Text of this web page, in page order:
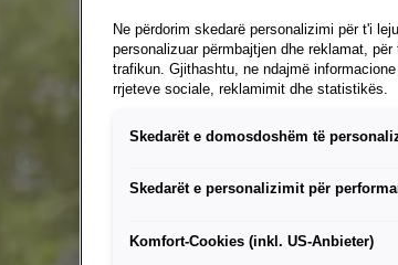
Ne përdorim skedarë personalizimi për t'i
personalizuar përmbajtjen dhe reklamat,
trafikun. Gjithashtu, ne ndajmë
rrjeteve sociale, reklamimit dhe statistikës.
Skedarët e domosdoshëm të
Skedarët e personalizimit për
Komfort-Cookies (inkl. US-Anbieter)